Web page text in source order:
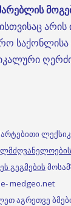
გეგმების
medgeo.net
აგრეთვე